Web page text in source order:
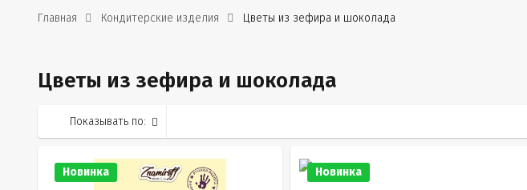
Главная Кондитерские изделия Цветы из зефира и шоколада
Цветы из зефира и шоколада
Показывать по:
Новинка Новинка